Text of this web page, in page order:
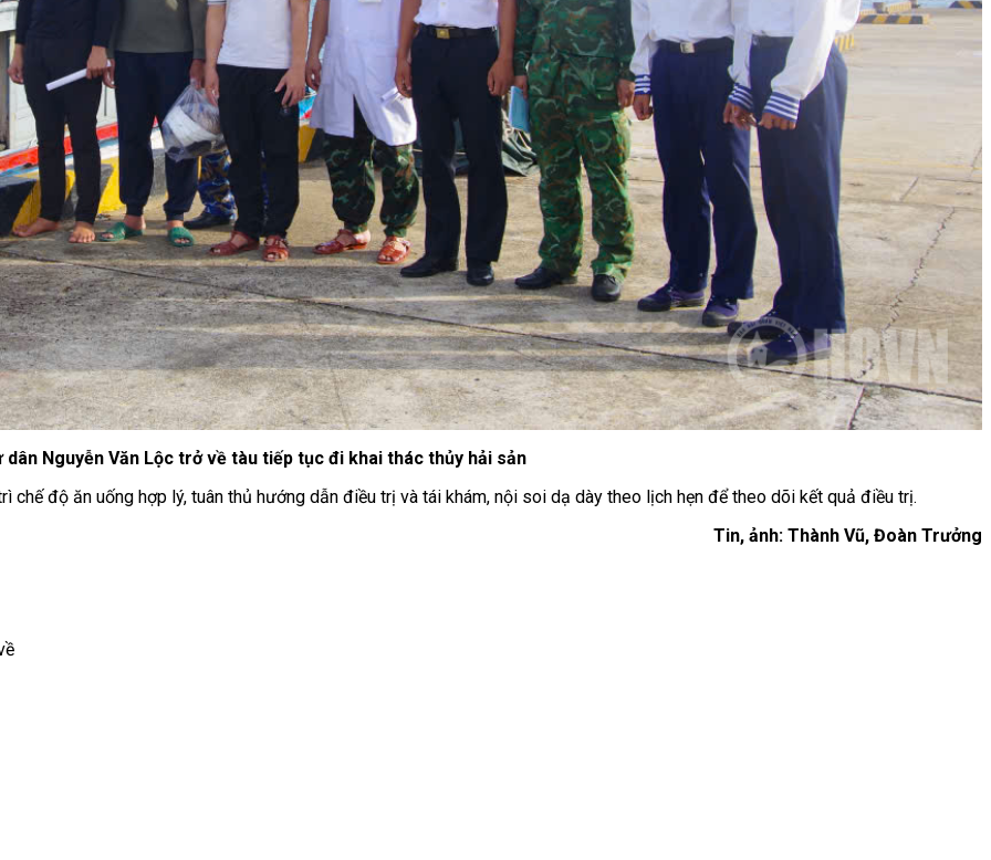
dân Nguyễn Văn Lộc trở về tàu tiếp tục đi khai thác thủy hải sản
chế độ ăn uống hợp lý, tuân thủ hướng dẫn điều trị và tái khám, nội soi dạ dày theo lịch hẹn để theo dõi kết quả điều trị.
Tin, ảnh: Thành Vũ, Đoàn Trưởng